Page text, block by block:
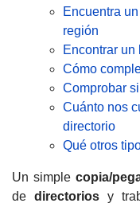
Encuentra
región
Encontrar
Cómo
Comprobar
Cuánto nos
directorio
Qué otros
Un simple copia/
de directoriosy